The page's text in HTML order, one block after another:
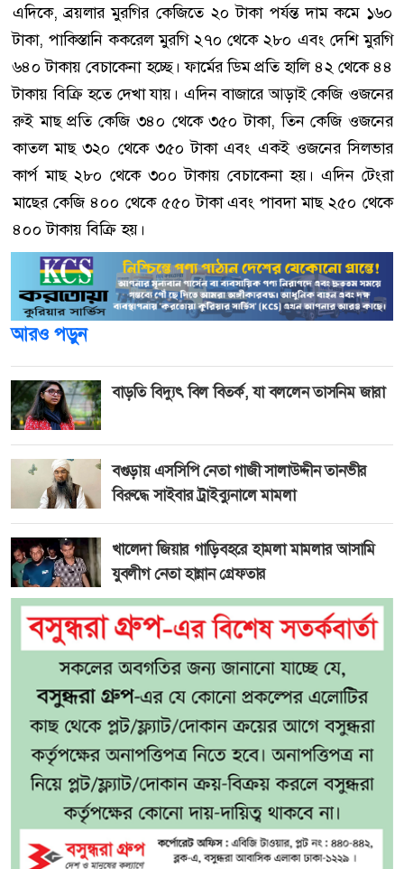
এদিকে, ব্রয়লার মুরগির কেজিতে ২০ টাকা পর্যন্ত দাম কমে ১৬০
টাকা, পাকিস্তানি ককরেল মুরগি ২৭০ থেকে ২৮০ এবং দেশি মুরগি
৬৪০ টাকায় বেচাকেনা হচ্ছে। ফার্মের ডিম প্রতি হালি ৪২ থেকে ৪৪
টাকায় বিক্রি হতে দেখা যায়। এদিন বাজারে আড়াই কেজি ওজনের
রুই মাছ প্রতি কেজি ৩৪০ থেকে ৩৫০ টাকা, তিন কেজি ওজনের
কাতল মাছ ৩২০ থেকে ৩৫০ টাকা এবং একই ওজনের সিলভার
কার্প মাছ ২৮০ থেকে ৩০০ টাকায় বেচাকেনা হয়। এদিন টেংরা
মাছের কেজি ৪০০ থেকে ৫৫০ টাকা এবং পাবদা মাছ ২৫০ থেকে
৪০০ টাকায় বিক্রি হয়।
আরও পড়ুন
বাড়তি বিদ্যুৎ বিল বিতর্ক, যা বললেন তাসনিম জারা
বগুড়ায় এসসিপি নেতা গাজী সালাউদ্দীন তানভীর
বিরুদ্ধে সাইবার ট্রাইব্যুনালে মামলা
খালেদা জিয়ার গাড়িবহরে হামলা মামলার আসামি
যুবলীগ নেতা হান্নান গ্রেফতার